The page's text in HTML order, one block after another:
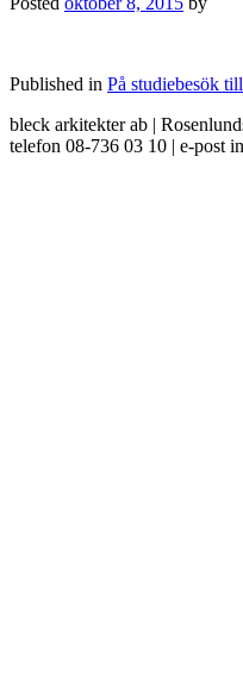
Published in På studiebesök
bleck arkitekter ab |
telefon 08-736 03 10 | e-post